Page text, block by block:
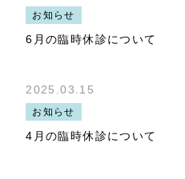
お知らせ
6月の臨時休診について
2025.03.15
お知らせ
4月の臨時休診について